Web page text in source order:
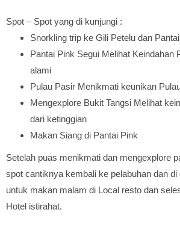
Spot – Spot yang di kunjungi :
Snorkling trip ke Gili Petelu dan
Pantai Pink Segui Melihat Keindahan
alami
Pulau Pasir Menikmati keunikan
Mengexplore Bukit Tangsi Melihat
dari ketinggian
Makan Siang di Pantai Pink
Setelah puas menikmati dan mengexplore
spot cantiknya kembali ke pelabuhan dan
untuk makan malam di Local resto dan
Hotel istirahat.